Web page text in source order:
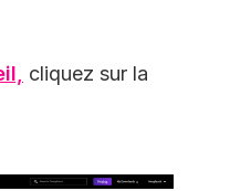
cliquez sur la